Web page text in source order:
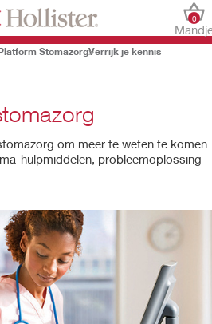
0
StomazorgVerrijk je kennis
om meer te weten te komen
hulpmiddelen, probleemoplossing